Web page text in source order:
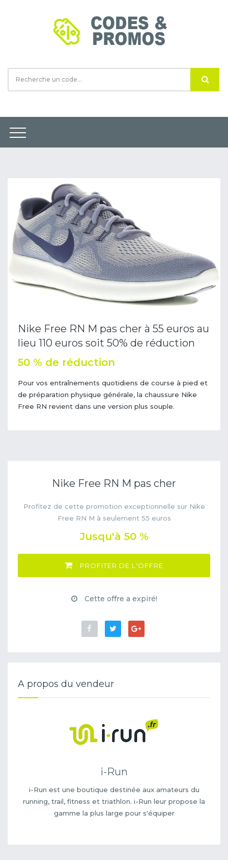
Nike Free RN M pas cher à 55 euros au
lieu 110 euros soit 50% de réduction
50 % de réduction
Pour vos entraînements quotidiens de course à pied et
de préparation physique générale, la chaussure Nike
Free RN revient dans une version plus souple.
Nike Free RN M pas cher
Profitez de cette promotion exceptionnelle sur Nike
Free RN M à seulement 55 euros
Jusqu'à 50 %
PROFITER DE L'OFFRE
Cette offre a expiré!
A propos du vendeur
i-Run
i-Run est une boutique destinée aux amateurs du
running, trail, fitness et triathlon. i-Run leur propose la
gamme la plus large pour s'équiper